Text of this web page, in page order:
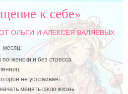
к себе»
ОЛЬГИ И АЛЕКСЕЯ ВАЛЯЕВЫХ
месяц:
по-женски и без стресса
не устраивает
менять свою жизнь